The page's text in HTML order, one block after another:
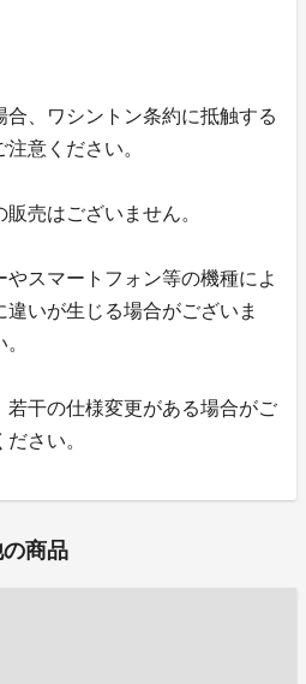
、ワシントン条約に抵触する
意ください。
売はございません。
スマートフォン等の機種によ
違いが生じる場合がございま
干の仕様変更がある場合がご
さい。
商品